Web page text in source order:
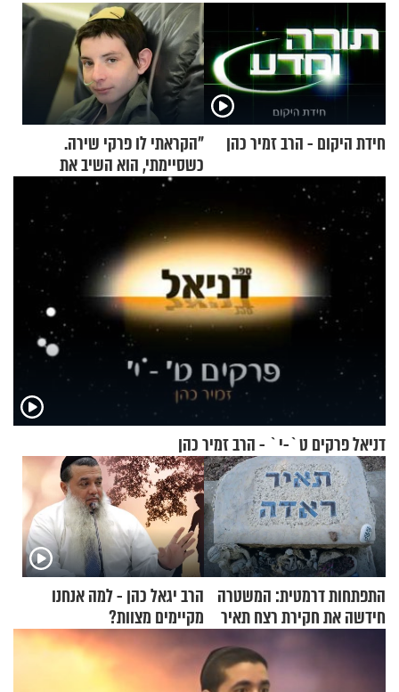
חידת היקום - הרב זמיר כהן
"הקראתי לו פרקי שירה.
כשסיימתי, הוא השיב את
נשמתו לבורא"
דניאל פרקים ט`-י` - הרב זמיר כהן
התפתחות דרמטית: המשטרה
חידשה את חקירת רצח תאיר
הרב יגאל כהן - למה אנחנו
מקיימים מצוות?